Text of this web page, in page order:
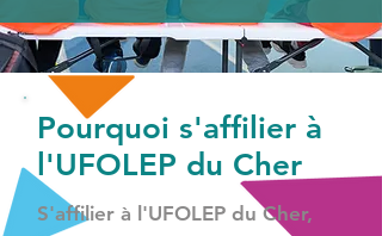
Pourquoi s'affilier à
l'UFOLEP du Cher
S'affilier à l'UFOLEP du Cher,